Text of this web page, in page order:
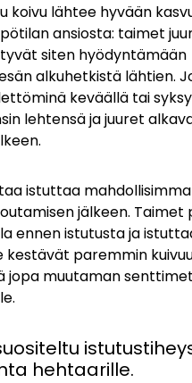
koivu lähtee hyvään
ansiosta: taimet
siten hyödyntämään
alkuhetkistä lähtien.
keväällä tai
lehtensä ja juuret
istuttaa
jälkeen. Taimet
ennen istutusta ja
kestävät paremmin
jopa muutaman
hehtaarille.